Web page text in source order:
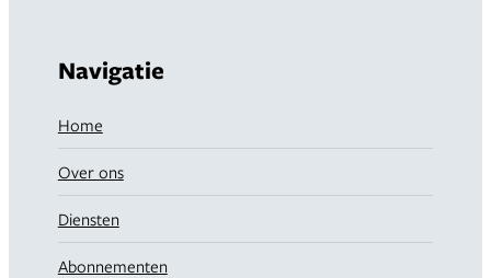
Navigatie
Home
Over ons
Diensten
Abonnementen